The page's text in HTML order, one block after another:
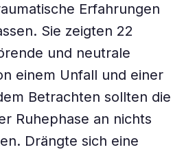
Erfahrungen
Sie zeigten 22
und neutrale
einem Unfall und einer
Betrachten sollten die
Ruhephase an nichts
Drängte sich eine